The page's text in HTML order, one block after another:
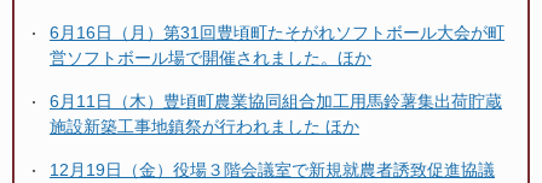
6月16日（月）第31回豊頃町たそがれソフトボール大会が町
営ソフトボール場で開催されました。ほか
6月11日（木）豊頃町農業協同組合加工用馬鈴薯集出荷貯蔵
施設新築工事地鎮祭が行われました ほか
12月19日（金）役場３階会議室で新規就農者誘致促進協議